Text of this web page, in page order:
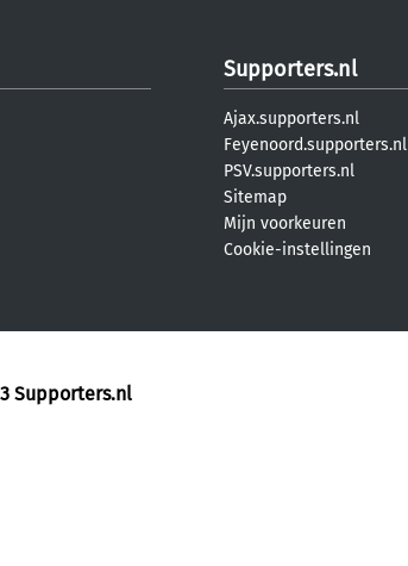
Supporters.nl
Ajax.supporters.nl
Feyenoord.supporters.nl
PSV.supporters.nl
Sitemap
Mijn voorkeuren
Cookie-instellingen
Supporters.nl